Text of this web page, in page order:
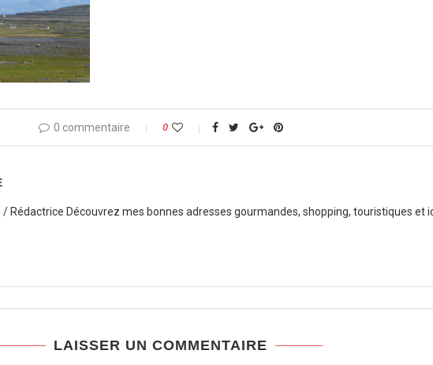
0 commentaire 0
/ Rédactrice Découvrez mes bonnes adresses gourmandes, shopping, touristiques et
LAISSER UN COMMENTAIRE